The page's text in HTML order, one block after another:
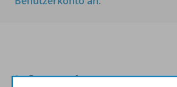
Informationen